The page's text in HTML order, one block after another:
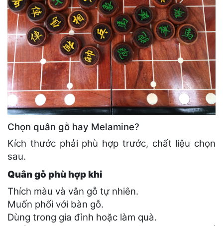
Chọn quân gỗ hay Melamine?
Kích thước phải phù hợp trước, chất liệu chọn
sau.
Quân gỗ phù hợp khi
Thích màu và vân gỗ tự nhiên.
Muốn phối với bàn gỗ.
Dùng trong gia đình hoặc làm quà.